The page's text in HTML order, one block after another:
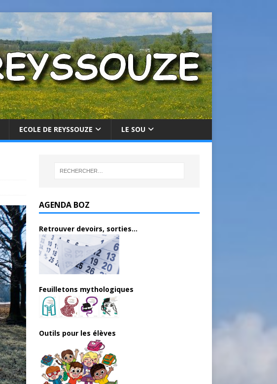
ECOLE DE REYSSOUZE LE SOU
AGENDA BOZ
Retrouver devoirs, sorties...
Feuilletons mythologiques
Outils pour les élèves